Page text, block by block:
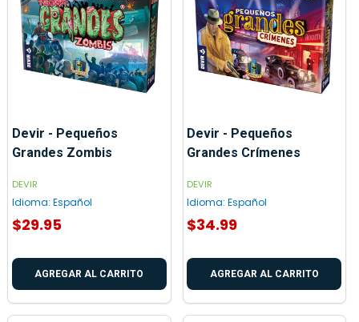
Devir - Pequeños
Grandes Zombis
DEVIR
Idioma: Español
$29.95
AGREGAR AL CARRITO
Devir - Pequeños
Grandes Crímenes
DEVIR
Idioma: Español
$34.99
AGREGAR AL CARRITO